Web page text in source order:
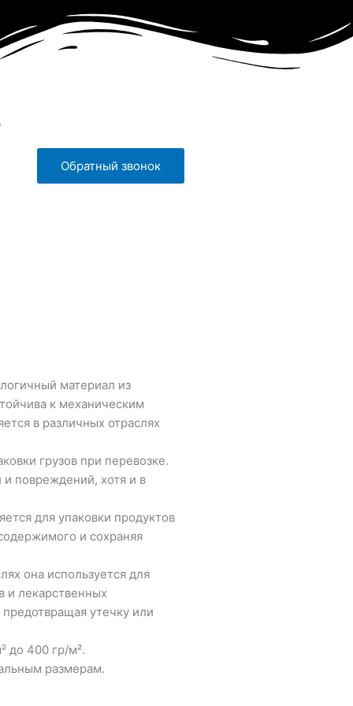
Обратный звонок
материал из
к механическим
в различных отраслях
грузов при перевозке.
повреждений, хотя и в
для упаковки продуктов
и сохраняя
она используется для
и лекарственных
утечку или
до 400 гр/м².
размерам.